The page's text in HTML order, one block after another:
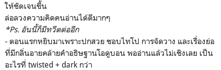
ให้ชัดเจนขึ้น
ล่อลวงความคิดคนอ่านได้ดีมากๆ
*Ps. อันนี้ก็มีทวีตต่ออีก
- ตอนแรกหยิบมาเพราะปกสวย ชอบไทโป การจัดวาง และเรื่องย่อ
ที่มีกลิ่นอายคล้ายคำอธิษฐานโอดูบอน พออ่านแล้วไม่เชิงเลย เป็น
อะไรที่ twisted + dark กว่า